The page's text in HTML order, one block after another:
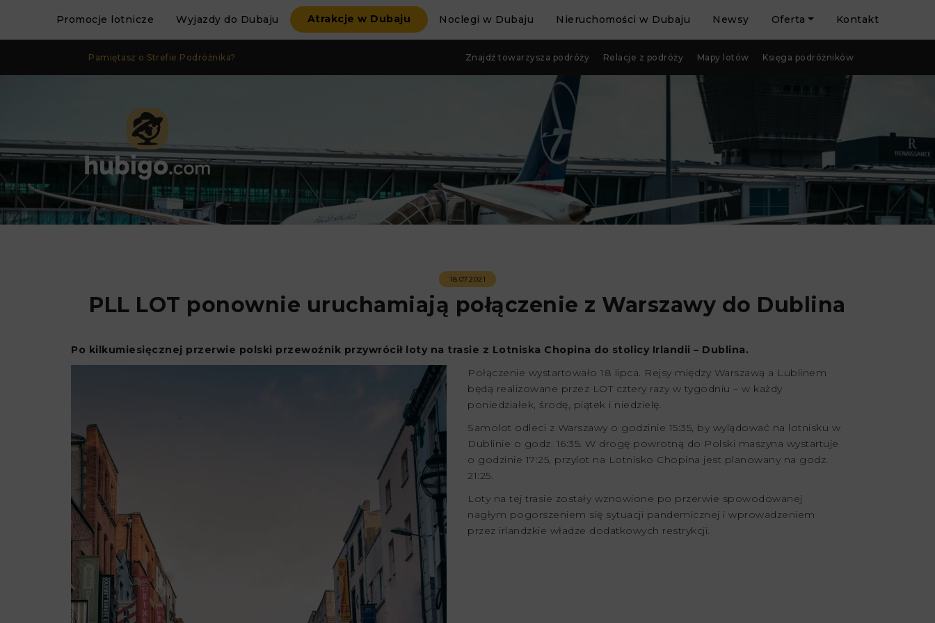
Promocje lotnicze Wyjazdy do Dubaju Atrakcje w Dubaju Noclegi w Dubaju Nieruchomości w Dubaju Newsy Oferta Kontakt
Pamiętasz o Strefie Podróżnika? Znajdź towarzysza podróży Relacje z podróży Mapy lotów Księga podróżników
18.07.2021
PLL LOT ponownie uruchamiają połączenie z Warszawy do Dublina
Po kilkumiesięcznej przerwie polski przewoźnik przywrócił loty na trasie z Lotniska Chopina do stolicy Irlandii – Dublina.
Połączenie wystartowało 18 lipca. Rejsy między Warszawą a Lublinem
będą realizowane przez LOT cztery razy w tygodniu – w każdy
poniedziałek, środę, piątek i niedzielę.
Samolot odleci z Warszawy o godzinie 15:35, by wylądować na lotnisku w
Dublinie o godz. 16:35. W drogę powrotną do Polski maszyna wystartuje
o godzinie 17:25, przylot na Lotnisko Chopina jest planowany na godz.
21:25.
Loty na tej trasie zostały wznowione po przerwie spowodowanej
nagłym pogorszeniem się sytuacji pandemicznej i wprowadzeniem
przez irlandzkie władze dodatkowych restrykcji.